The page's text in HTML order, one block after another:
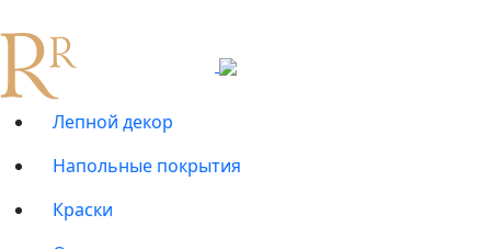
Лепной декор
Напольные покрытия
Краски